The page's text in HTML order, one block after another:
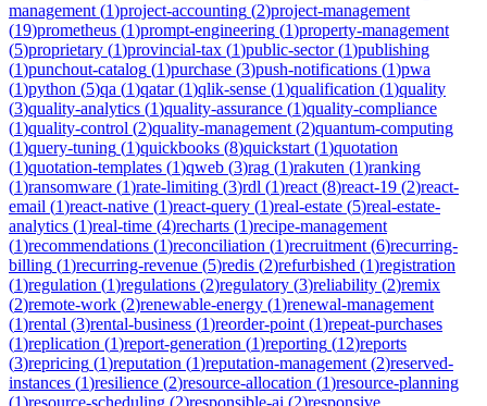
management (1)project-accounting (2)project-management
(19)prometheus (1)prompt-engineering (1)property-management
(5)proprietary (1)provincial-tax (1)public-sector(1)publishing
(1)punchout-catalog (1)purchase (3)push-notifications (1)pwa
(1)python (5)qa (1)qatar(1)qlik-sense (1)qualification (1)quality
(3)quality-analytics (1)quality-assurance (1)quality-compliance
(1)quality-control (2)quality-management (2)quantum-computing
(1)query-tuning (1)quickbooks (8)quickstart (1)quotation
(1)quotation-templates (1)qweb (3)rag (1)rakuten (1)ranking
(1)ransomware (1)rate-limiting (3)rdl (1)react (8)react-19 (2)react-
email (1)react-native (1)react-query (1)real-estate (5)real-estate-
analytics (1)real-time (4)recharts (1)recipe-management
(1)recommendations (1)reconciliation (1)recruitment (6)recurring-
billing (1)recurring-revenue (5)redis (2)refurbished (1)registration
(1)regulation (1)regulations (2)regulatory (3)reliability (2)remix
(2)remote-work (2)renewable-energy (1)renewal-management
(1)rental (3)rental-business (1)reorder-point (1)repeat-purchases
(1)replication (1)report-generation (1)reporting (12)reports
(3)repricing (1)reputation (1)reputation-management (2)reserved-
instances (1)resilience (2)resource-allocation (1)resource-planning
(1)resource-scheduling (2)responsible-ai (2)responsive